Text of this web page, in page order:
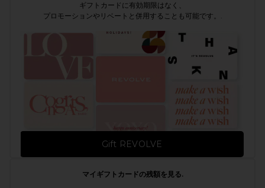
ギフトカードに有効期限はなく、
プロモーションやリベートと併用することも可能です。.
Gift REVOLVE
マイギフトカードの残額を見る.